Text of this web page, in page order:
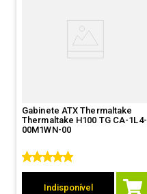
Gabinete ATX Thermaltake
Thermaltake H100 TG CA-1L4-
00M1WN-00
Indisponível